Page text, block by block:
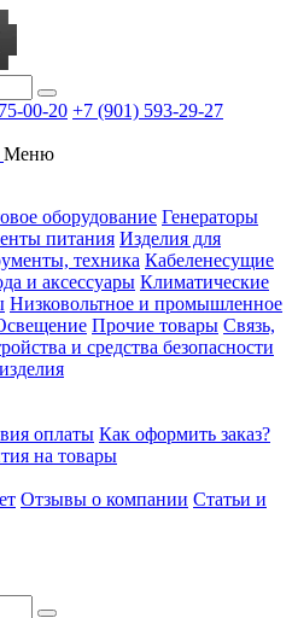
00-20 +7 (901) 593-29-27
Меню
оборудование Генераторы
питания Изделия для
техника Кабеленесущие
и аксессуары Климатические
Низковольтное и промышленное
Прочие товары Связь,
и средства безопасности
оплаты Как оформить заказ?
на товары
Отзывы о компании Статьи и